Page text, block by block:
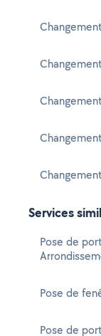
Services
Pose de
Pose de
Pose de